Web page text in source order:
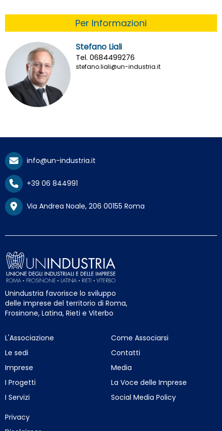
Per Informazioni
Stefano Liali
Tel. 0684499276
stefano.liali@un-industria.it
info@un-industria.it
+39 06 844991
Via Andrea Noale, 206 00155 Roma
Unindustria favorisce lo sviluppo
delle imprese del territorio di Roma,
Frosinone, Latina, Rieti e Viterbo
L'Associazione
Le sedi
Imprese
I Progetti
I Servizi
Come Associarsi
Contatti
Media
La Voce delle Imprese
Social Media Policy
Privacy